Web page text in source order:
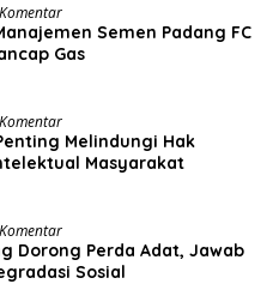
Semen Padang FC
Gas
Melindungi Hak
Masyarakat
Dorong Perda Adat, Jawab
Sosial